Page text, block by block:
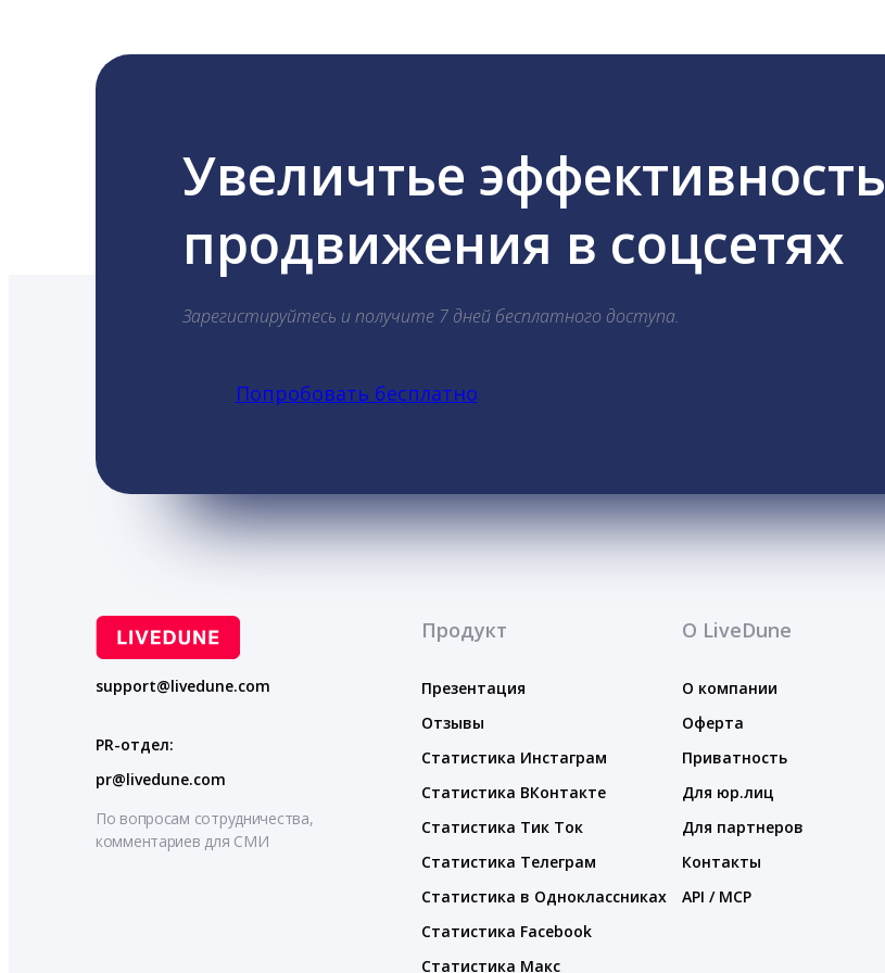
Увеличтье эффективность
продвижения в соцсетях
Зарегистируйтесь и получите 7 дней бесплатного доступа.
Попробовать бесплатно
support@livedune.com
PR-отдел:
pr@livedune.com
По вопросам сотрудничества,
комментариев для СМИ
Продукт
Презентация
Отзывы
Статистика Инстаграм
Статистика ВКонтакте
Статистика Тик Ток
Статистика Телеграм
Статистика в Одноклассниках
Статистика Facebook
Статистика Макс
О LiveDune
О компании
Оферта
Приватность
Для юр.лиц
Для партнеров
Контакты
API / MCP